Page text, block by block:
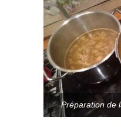
Préparation de